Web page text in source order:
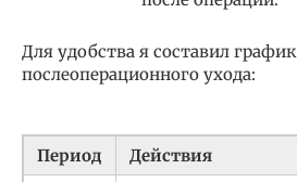
Для удобства я составил график
послеоперационного ухода:
Период Действия